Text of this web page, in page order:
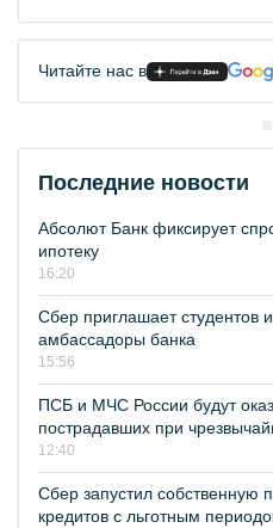
Читайте нас в
Последние новости
Абсолют Банк фиксирует
ипотеку
16:20
Сбер приглашает студентов
амбассадоры банка
15:56
ПСБ и МЧС России будут
пострадавших при
12:40
Сбер запустил собственную
кредитов с льготным